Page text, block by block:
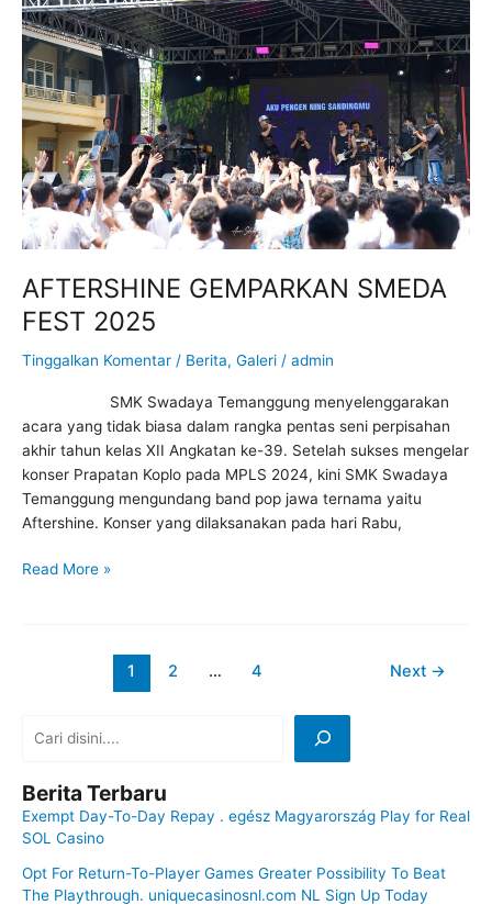
AFTERSHINE GEMPARKAN SMEDA
FEST 2025
Tinggalkan Komentar / Berita, Galeri / admin
SMK Swadaya Temanggung menyelenggarakan
acara yang tidak biasa dalam rangka pentas seni perpisahan
akhir tahun kelas XII Angkatan ke-39. Setelah sukses mengelar
konser Prapatan Koplo pada MPLS 2024, kini SMK Swadaya
Temanggung mengundang band pop jawa ternama yaitu
Aftershine. Konser yang dilaksanakan pada hari Rabu,
SMEDA
FEST
2025
Read More »
1 2 … 4 Next →
Berita Terbaru
Exempt Day-To-Day Repay . egész Magyarország Play for Real
SOL Casino
Opt For Return-To-Player Games Greater Possibility To Beat
The Playthrough. uniquecasinosnl.com NL Sign Up Today